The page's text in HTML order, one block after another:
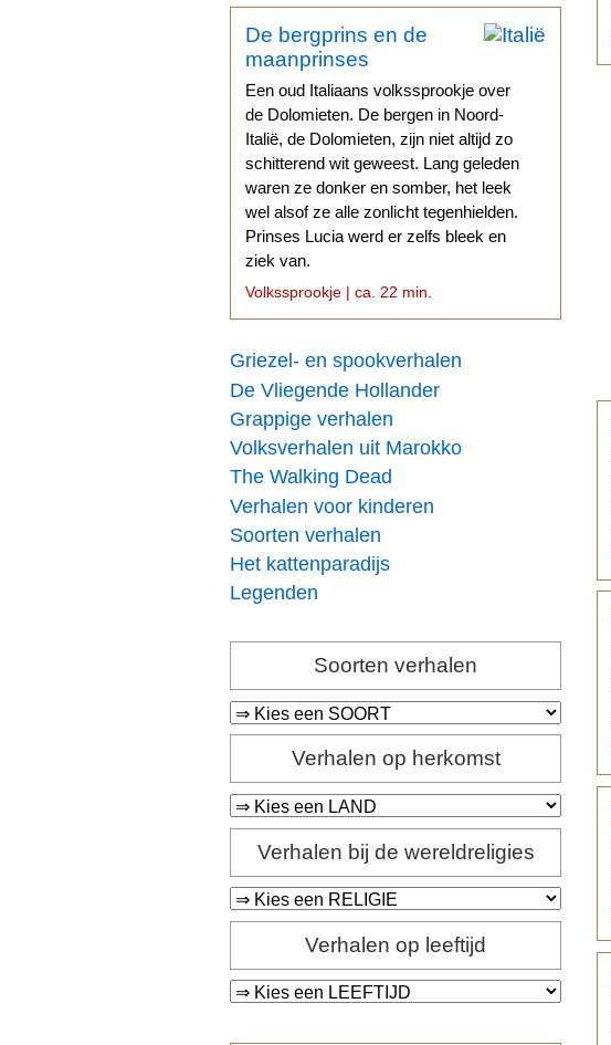
De bergprins en de
maanprinses
Een oud Italiaans volkssprookje over
de Dolomieten. De bergen in Noord-
Italië, de Dolomieten, zijn niet altijd zo
schitterend wit geweest. Lang geleden
waren ze donker en somber, het leek
wel alsof ze alle zonlicht tegenhielden.
Prinses Lucia werd er zelfs bleek en
ziek van.
Volkssprookje | ca. 22 min.
Griezel- en spookverhalen
De Vliegende Hollander
Grappige verhalen
Volksverhalen uit Marokko
The Walking Dead
Verhalen voor kinderen
Soorten verhalen
Het kattenparadijs
Legenden
Soorten verhalen
Verhalen op herkomst
Verhalen bij de wereldreligies
Verhalen op leeftijd